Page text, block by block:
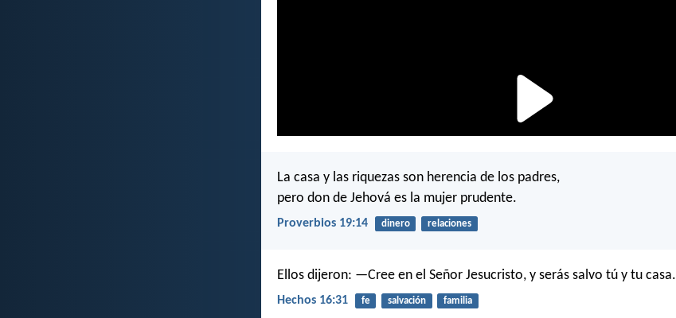
La casa y las riquezas son herencia de los padres,
pero don de Jehová es la mujer prudente.
Proverbios 19:14 dinero relaciones
Ellos dijeron: —Cree en el Señor Jesucristo, y serás salvo tú y tu casa.
Hechos 16:31 fe salvación familia